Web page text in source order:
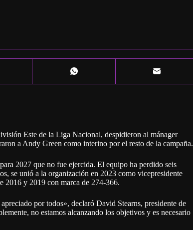
Este de la Liga Nacional, despidieron al mánager
a Andy Green como interino por el resto de la campaña.
2027 que no fue ejercida. El equipo ha perdido seis
se unió a la organización en 2023 como vicepresidente
2016 y 2019 con marca de 274-366.
por todos», declaró David Stearns, presidente de
no estamos alcanzando los objetivos y es necesario